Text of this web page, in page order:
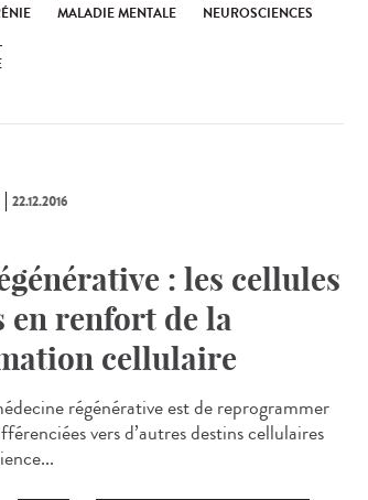
MALADIE MENTALE NEUROSCIENCES
22.12.2016
: les cellules
en renfort de la
cellulaire
régénérative est de reprogrammer
vers d’autres destins cellulaires